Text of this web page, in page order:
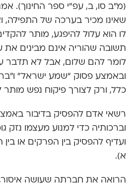
(מ”ב סו, ב, עפ”י ספר החינוך).
שאינו מכיר בערכה של התפילה,
לו הוא עלול להיפגע, מותר
תשובה שהוריה אינם מבינים
לומר להם שלום, אבל לא תדבר
ובאמצע פסוק “שמע ישראל”
כלל, ורק לצורך פיקוח נפש
רשאי אדם להפסיק בדיבור
וברכותיה כדי למנוע מעצמו נזק
ועדיף להפסיק בין הפרקים או
א).
הרואה את חברתה שעושה איסור,